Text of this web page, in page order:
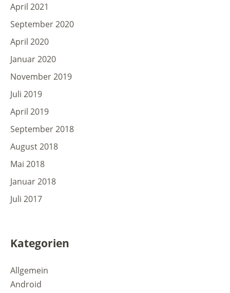
April 2021
September 2020
April 2020
Januar 2020
November 2019
Juli 2019
April 2019
September 2018
August 2018
Mai 2018
Januar 2018
Juli 2017
Kategorien
Allgemein
Android